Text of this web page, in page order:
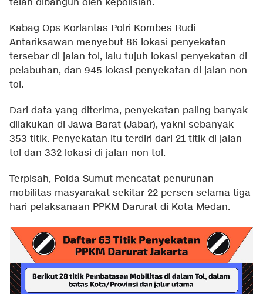
Kabag Ops Korlantas Polri Kombes Rudi
Antariksawan menyebut 86 lokasi penyekatan
tersebar di jalan tol, lalu tujuh lokasi penyekatan di
pelabuhan, dan 945 lokasi penyekatan di jalan non
tol.
Dari data yang diterima, penyekatan paling banyak
dilakukan di Jawa Barat (Jabar), yakni sebanyak
353 titik. Penyekatan itu terdiri dari 21 titik di jalan
tol dan 332 lokasi di jalan non tol.
Terpisah, Polda Sumut mencatat penurunan
mobilitas masyarakat sekitar 22 persen selama tiga
hari pelaksanaan PPKM Darurat di Kota Medan.